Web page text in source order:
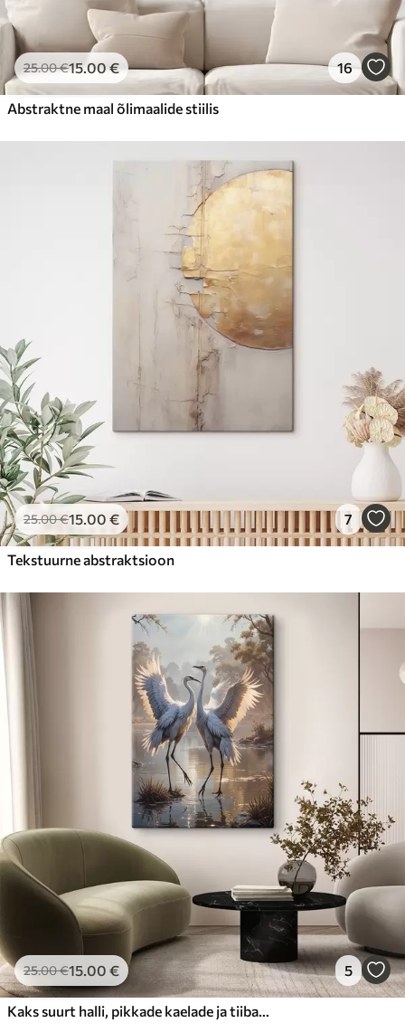
25.00€15.00€ 16
Abstraktne maal õlimaalide stiilis
25.00€15.00 € 7
Tekstuurne abstraktsioon
25.00€15.00 € 5
Kaks suurt halli, pikkade kaelade ja tiibadega kraanat, mis seisavad puudest ümbritsetud udujärves